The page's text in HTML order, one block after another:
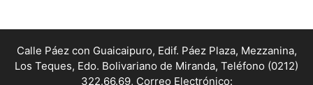
Calle Páez con Guaicaipuro, Edif. Páez Plaza, Mezzanina,
Los Teques, Edo. Bolivariano de Miranda, Teléfono (0212)
322.66.69, Correo Electrónico: